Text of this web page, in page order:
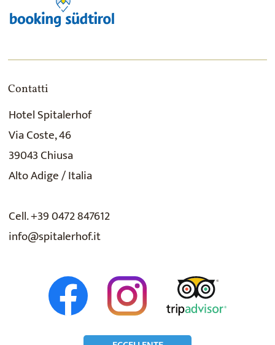
Contatti
Hotel Spitalerhof
Via Coste, 46
39043 Chiusa
Alto Adige / Italia
Cell. +39 0472 847612
info@spitalerhof.it